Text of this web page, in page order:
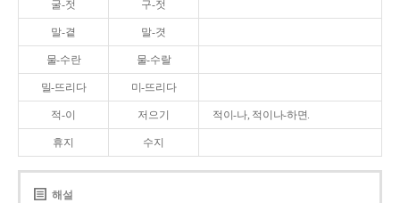
굴-젓 구-젓
말-곁 말-겻
물-수란 물-수랄
밀-뜨리다 미-뜨리다
적-이 저으기 적이-나, 적이나-하면.
휴지 수지
해설